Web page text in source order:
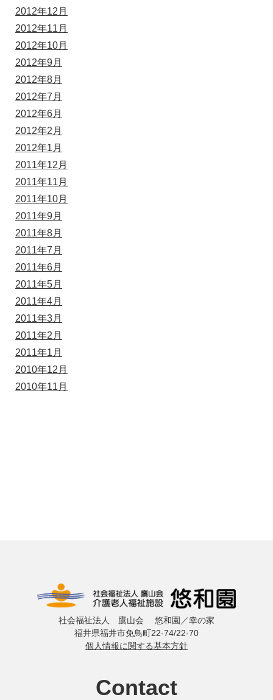
2012年12月
2012年11月
2012年10月
2012年9月
2012年8月
2012年7月
2012年6月
2012年2月
2012年1月
2011年12月
2011年11月
2011年10月
2011年9月
2011年8月
2011年7月
2011年6月
2011年5月
2011年4月
2011年3月
2011年2月
2011年1月
2010年12月
2010年11月
社会福祉法人 鷹山会 悠和園／幸の家
福井県福井市免鳥町22-74/22-70
個人情報に関する基本方針
Contact